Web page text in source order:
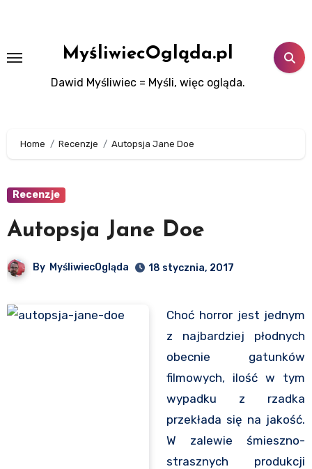
MyśliwiecOgląda.pl
Dawid Myśliwiec = Myśli, więc ogląda.
Home Recenzje Autopsja Jane Doe
Recenzje
Autopsja Jane Doe
By MyśliwiecOgląda 18 stycznia, 2017
Choć horror jest jednym
z najbardziej płodnych
obecnie gatunków
filmowych, ilość w tym
wypadku z rzadka
przekłada się na jakość.
W zalewie śmieszno-
strasznych produkcji